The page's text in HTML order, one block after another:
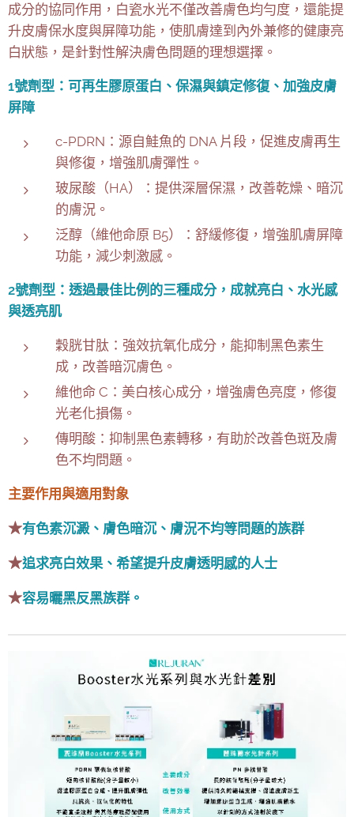
成分的協同作用，白瓷水光不僅改善膚色均勻度，還能提
升皮膚保水度與屏障功能，使肌膚達到內外兼修的健康亮
白狀態，是針對性解決膚色問題的理想選擇。
1號劑型：可再生膠原蛋白、保濕與鎮定修復、加強皮膚
屏障
c-PDRN：源自鮭魚的 DNA 片段，促進皮膚再生
與修復，增強肌膚彈性。
玻尿酸（HA）：提供深層保濕，改善乾燥、暗沉
的膚況。
泛醇（維他命原 B5）：舒緩修復，增強肌膚屏障
功能，減少刺激感。
2號劑型：透過最佳比例的三種成分，成就亮白、水光感
與透亮肌
穀胱甘肽：強效抗氧化成分，能抑制黑色素生
成，改善暗沉膚色。
維他命 C：美白核心成分，增強膚色亮度，修復
光老化損傷。
傳明酸：抑制黑色素轉移，有助於改善色斑及膚
色不均問題。
主要作用與適用對象
★有色素沉澱、膚色暗沉、膚況不均等問題的族群
★追求亮白效果、希望提升皮膚透明感的人士
★容易曬黑反黑族群。